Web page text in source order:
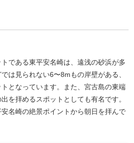
である東平安名崎は、遠浅の砂浜が多
は見られない6〜8mもの岸壁がある、
となっています。また、宮古島の東端
を拝めるスポットとしても有名です。
名崎の絶景ポイントから朝日を拝んで